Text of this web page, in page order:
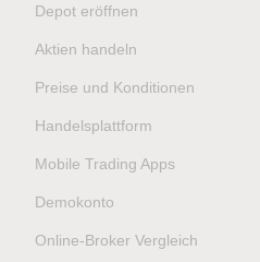
Depot eröffnen
Aktien handeln
Preise und Konditionen
Handelsplattform
Mobile Trading Apps
Demokonto
Online-Broker Vergleich